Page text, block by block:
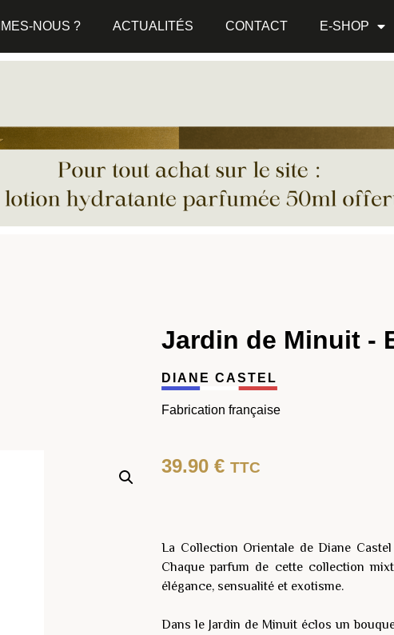
NOUS ? ACTUALITÉS CONTACT E-SHOP
Jardin de Minuit -
DIANE CASTEL
Fabrication française
39.90 € TTC
La Collection Orientale de Diane
Chaque parfum de cette collection
élégance, sensualité et exotisme.
Dans le Jardin de Minuit éclos un